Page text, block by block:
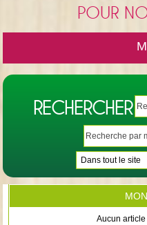
POUR
RECHERCHER
Aucun